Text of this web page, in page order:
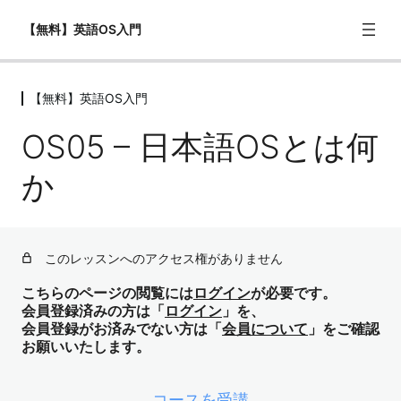
【無料】英語OS入門
【無料】英語OS入門
OS01 – ようこそ！beyondZ Englishの「英語OS入門」
へ！
OS02 – 1500時間勉強しても話せない理由
OS04 – 英語が苦手なのではない（OSの不一致）
OS05 – 日本語OSとは何か
OS06 – 英語OSとは何か
【無料】英語OS入門
OS05 – 日本語OSとは何
か
このレッスンへのアクセス権がありません
こちらのページの閲覧にはログインが必要です。
会員登録済みの方は「 ログイン 」を、
会員登録がお済みでない方は「 会員について 」をご確認
お願いいたします。